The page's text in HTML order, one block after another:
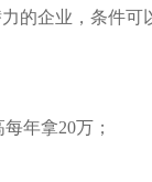
的企业，条件可
年拿20万；